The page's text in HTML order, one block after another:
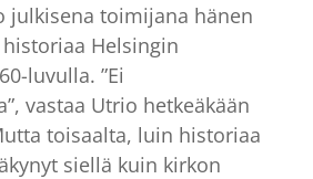
julkisena toimijana hänen
Helsingin
luvulla. ”Ei
vastaa Utrio hetkeäkään
toisaalta, luin historiaa
siellä kuin kirkon